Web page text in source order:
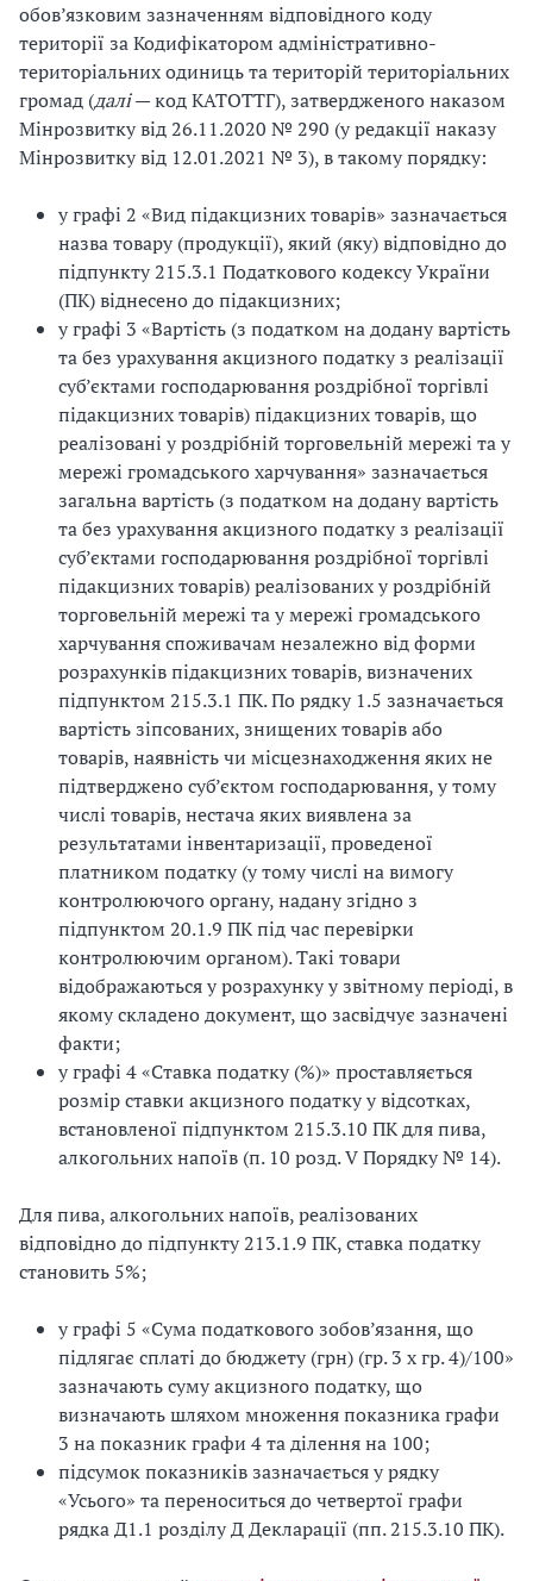
обов’язковим зазначенням відповідного коду
території за Кодифікатором адміністративно-
територіальних одиниць та територій територіальних
громад (далі— код КАТОТТГ), затвердженого наказом
Мінрозвитку від 26.11.2020 № 290 (у редакції наказу
Мінрозвитку від 12.01.2021 № 3), в такому порядку:
у графі 2 «Вид підакцизних товарів» зазначається
назва товару (продукції), який (яку) відповідно до
підпункту 215.3.1 Податкового кодексу України
(ПК) віднесено до підакцизних;
у графі 3 «Вартість (з податком на додану вартість
та без урахування акцизного податку з реалізації
суб’єктами господарювання роздрібної торгівлі
підакцизних товарів) підакцизних товарів, що
реалізовані у роздрібній торговельній мережі та у
мережі громадського харчування» зазначається
загальна вартість (з податком на додану вартість
та без урахування акцизного податку з реалізації
суб’єктами господарювання роздрібної торгівлі
підакцизних товарів) реалізованих у роздрібній
торговельній мережі та у мережі громадського
харчування споживачам незалежно від форми
розрахунків підакцизних товарів, визначених
підпунктом 215.3.1 ПК. По рядку 1.5 зазначається
вартість зіпсованих, знищених товарів або
товарів, наявність чи місцезнаходження яких не
підтверджено суб’єктом господарювання, у тому
числі товарів, нестача яких виявлена за
результатами інвентаризації, проведеної
платником податку (у тому числі на вимогу
контролюючого органу, надану згідно з
підпунктом 20.1.9 ПК під час перевірки
контролюючим органом). Такі товари
відображаються у розрахунку у звітному періоді, в
якому складено документ, що засвідчує зазначені
факти;
у графі 4 «Ставка податку (%)» проставляється
розмір ставки акцизного податку у відсотках,
встановленої підпунктом 215.3.10 ПК для пива,
алкогольних напоїв (п. 10 розд. V Порядку № 14).
Для пива, алкогольних напоїв, реалізованих
відповідно до підпункту 213.1.9 ПК, ставка податку
становить 5%;
у графі 5 «Сума податкового зобов’язання, що
підлягає сплаті до бюджету (грн) (гр. 3 х гр. 4)/100»
зазначають суму акцизного податку, що
визначають шляхом множення показника графи
3 на показник графи 4 та ділення на 100;
підсумок показників зазначається у рядку
«Усього» та переноситься до четвертої графи
рядка Д1.1 розділу Д Декларації (пп. 215.3.10 ПК).